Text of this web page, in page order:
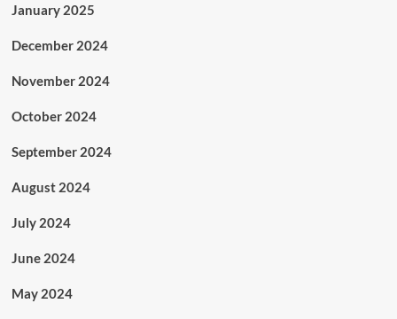
January 2025
December 2024
November 2024
October 2024
September 2024
August 2024
July 2024
June 2024
May 2024